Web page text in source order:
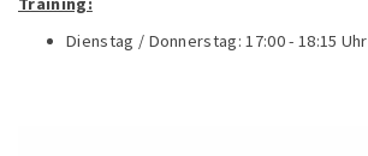
Dienstag / Donnerstag: 17:00 - 18:15 Uhr